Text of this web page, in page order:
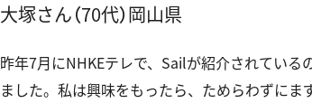
大塚さん（70代）岡山県
昨年7月にＮＨＫＥテレで、Sailが紹介されてい
ました。私は興味をもったら、ためらわずに